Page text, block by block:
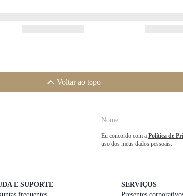
Voltar ao topo
Eu concordo com a Política de
uso dos meus dados pessoais.
E SUPORTE
frequentes
SERVIÇOS
Presentes